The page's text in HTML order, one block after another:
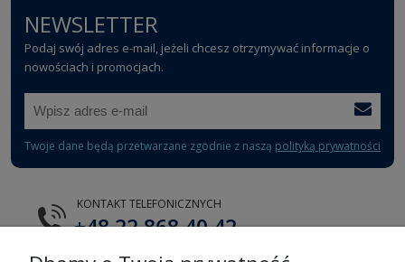
NEWSLETTER
Podaj swój adres e-mail, jeżeli chcesz otrzymywać informacje o
nowościach i promocjach.
Twoje dane będą przetwarzane zgodnie z naszą polityką prywatności
KONTAKT TELEFONICZNYCH
+48 22 868 40 42